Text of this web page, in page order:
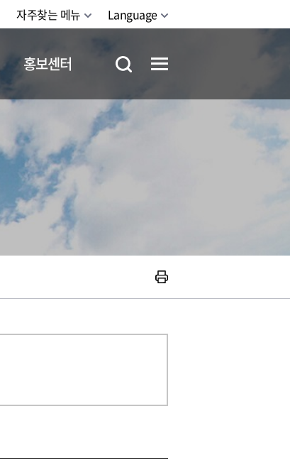
자주찾는 메뉴 Language
홍보센터